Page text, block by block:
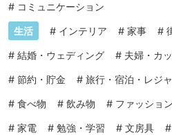
# コミュニケーション
生活 # インテリア # 家事 #
# 結婚・ウェディング # 夫婦・カ
# 節約・貯金 # 旅行・宿泊・レジ
# 食べ物 # 飲み物 # ファッション
# 家電 # 勉強・学習 # 文房具 #